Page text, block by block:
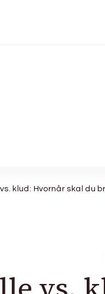
klud: Hvornår skal du